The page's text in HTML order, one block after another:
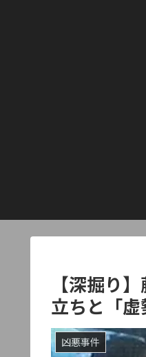
【深掘り
立ちと「
凶悪事件